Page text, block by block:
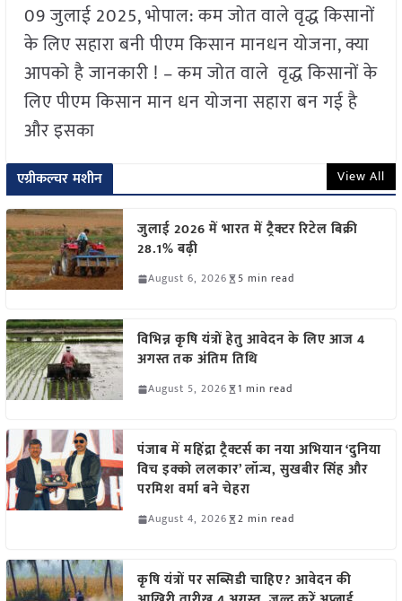
09 जुलाई 2025, भोपाल: कम जोत वाले वृद्ध किसानों
के लिए सहारा बनी पीएम किसान मानधन योजना, क्या
आपको है जानकारी ! – कम जोत वाले वृद्ध किसानों के
लिए पीएम किसान मान धन योजना सहारा बन गई है
और इसका
एग्रीकल्चर मशीन View All
जुलाई 2026 में भारत में ट्रैक्टर रिटेल बिक्री
28.1% बढ़ी
August 6, 2026 5 min read
विभिन्न कृषि यंत्रों हेतु आवेदन के लिए आज 4
अगस्त तक अंतिम तिथि
August 5, 2026 1 min read
पंजाब में महिंद्रा ट्रैक्टर्स का नया अभियान ‘दुनिया
विच इक्को ललकार’ लॉन्च, सुखबीर सिंह और
परमिश वर्मा बने चेहरा
August 4, 2026 2 min read
कृषि यंत्रों पर सब्सिडी चाहिए? आवेदन की